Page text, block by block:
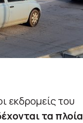
εκδρομείς του
τα πλοία